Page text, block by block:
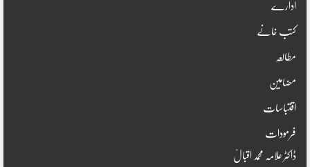
ادارے
کتب خانے
مطالعہ
مضامین
اقتباسات
فرمودات
ڈاکٹر علامہ محمد اقبالؒ